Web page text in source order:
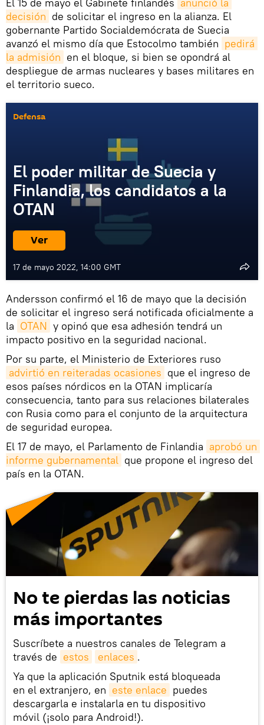
decisión de solicitar el ingreso en la alianza. El
gobernante Partido Socialdemócrata de Suecia
avanzó el mismo día que Estocolmo también pedirá
la admisión en el bloque, si bien se opondrá al
despliegue de armas nucleares y bases militares en
el territorio sueco.
Defensa
El poder militar de Suecia y
Finlandia, los candidatos a la
OTAN
Ver
17 de mayo 2022, 14:00 GMT
Andersson confirmó el 16 de mayo que la decisión
de solicitar el ingreso será notificada oficialmente a
la OTAN y opinó que esa adhesión tendrá un
impacto positivo en la seguridad nacional.
Por su parte, el Ministerio de Exteriores ruso
advirtió en reiteradas ocasiones que el ingreso de
esos países nórdicos en la OTAN implicaría
consecuencia, tanto para sus relaciones bilaterales
con Rusia como para el conjunto de la arquitectura
de seguridad europea.
El 17 de mayo, el Parlamento de Finlandia aprobó un
informe gubernamental que propone el ingreso del
país en la OTAN.
No te pierdas las noticias
más importantes
Suscríbete a nuestros canales de Telegram a
través de estos enlaces .
Ya que la aplicación Sputnik está bloqueada
en el extranjero, en este enlace puedes
descargarla e instalarla en tu dispositivo
móvil (¡solo para Android!).